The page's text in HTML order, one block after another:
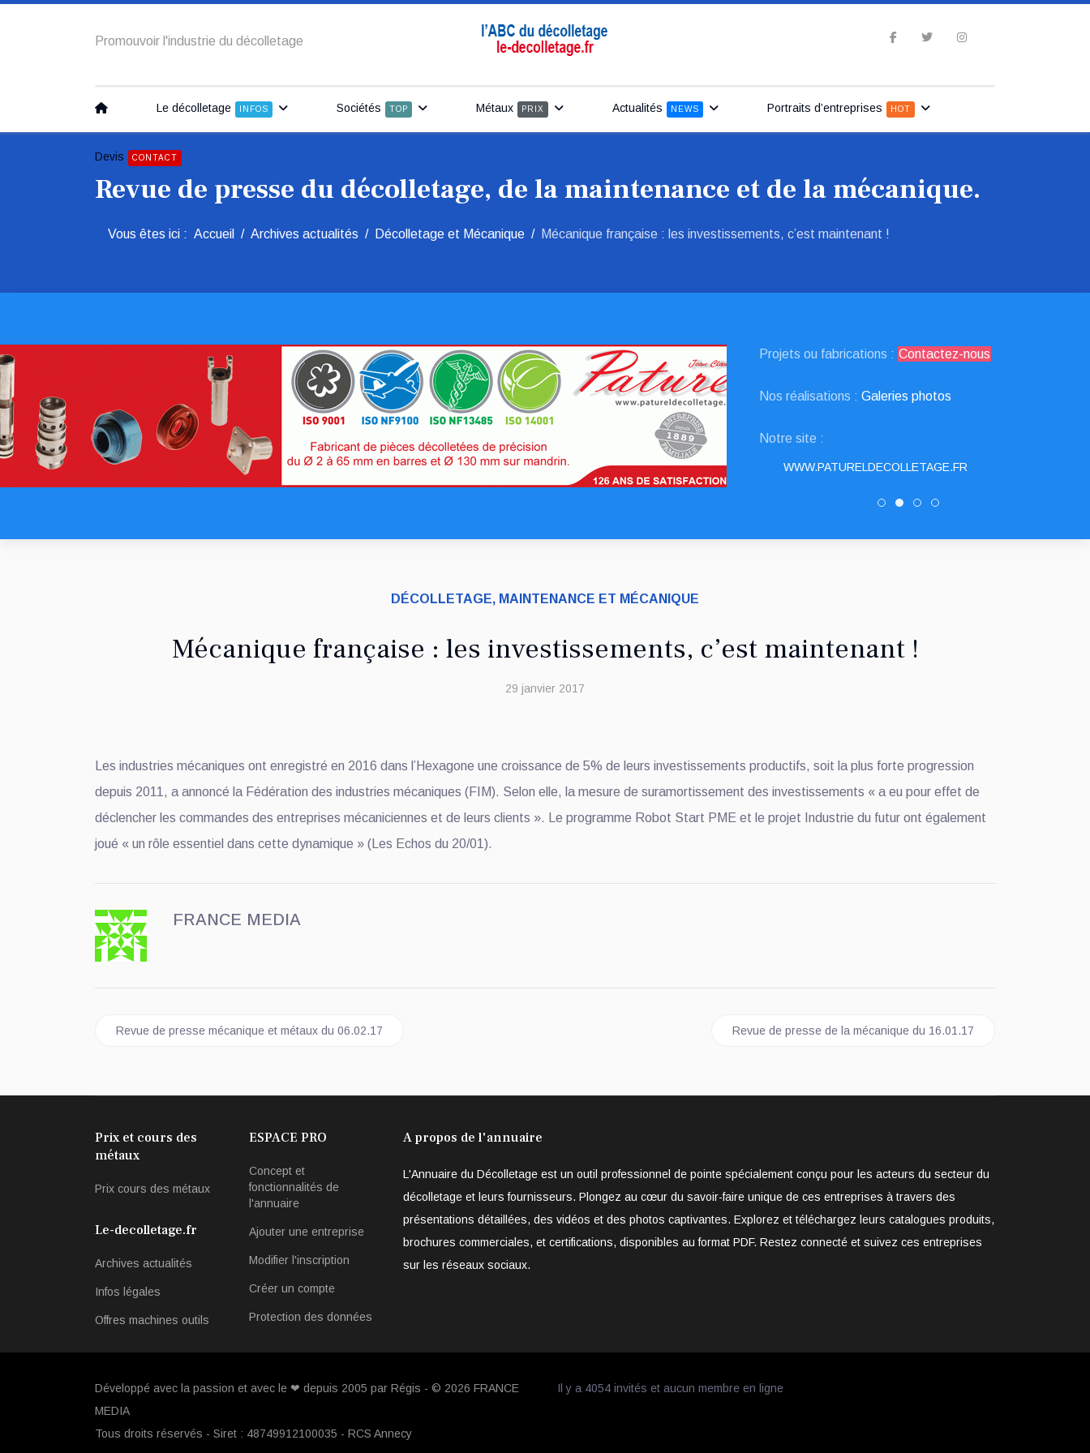
Promouvoir l'industrie du décolletage
Le décolletage INFOS Sociétés TOP Métaux PRIX Actualités NEWS Portraits d’entreprises HOT
Devis CONTACT
Revue de presse du décolletage, de la maintenance et de la mécanique.
Vous êtes ici : Accueil Archives actualités Décolletage et Mécanique Mécanique française : les investissements, c’est maintenant !
Projets ou fabrications : Contactez-nous
Nos réalisations : Galeries photos
Notre site :
WWW.PATURELDECOLLETAGE.FR
DÉCOLLETAGE, MAINTENANCE ET MÉCANIQUE
Mécanique française : les investissements, c’est maintenant !
29 janvier 2017
Les industries mécaniques ont enregistré en 2016 dans l’Hexagone une croissance de 5% de leurs investissements productifs, soit la plus forte progression
depuis 2011, a annoncé la Fédération des industries mécaniques (FIM). Selon elle, la mesure de suramortissement des investissements « a eu pour effet de
déclencher les commandes des entreprises mécaniciennes et de leurs clients ». Le programme Robot Start PME et le projet Industrie du futur ont également
joué « un rôle essentiel dans cette dynamique » (Les Echos du 20/01).
FRANCE MEDIA
Article précédent : Revue de presse mécanique et métaux du 06.02.17
Revue de presse mécanique et métaux du 06.02.17 Article suivant : Revue de presse de la mécanique du 16.01.17
Revue de presse de la mécanique du 16.01.17
Prix et cours des
métaux
Prix cours des métaux
Le-decolletage.fr
Archives actualités
Infos légales
Offres machines outils
ESPACE PRO
Concept et
fonctionnalités de
l'annuaire
Ajouter une entreprise
Modifier l'inscription
Créer un compte
Protection des données
A propos de l'annuaire
L'Annuaire du Décolletage est un outil professionnel de pointe spécialement conçu pour les acteurs du secteur du
décolletage et leurs fournisseurs. Plongez au cœur du savoir-faire unique de ces entreprises à travers des
présentations détaillées, des vidéos et des photos captivantes. Explorez et téléchargez leurs catalogues produits,
brochures commerciales, et certifications, disponibles au format PDF. Restez connecté et suivez ces entreprises
sur les réseaux sociaux.
Développé avec la passion et avec le ❤ depuis 2005 par Régis - © 2026 FRANCE
MEDIA
Tous droits réservés - Siret : 48749912100035 - RCS Annecy
Il y a 4054 invités et aucun membre en ligne